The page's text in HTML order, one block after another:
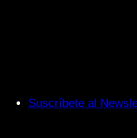
Suscríbete al